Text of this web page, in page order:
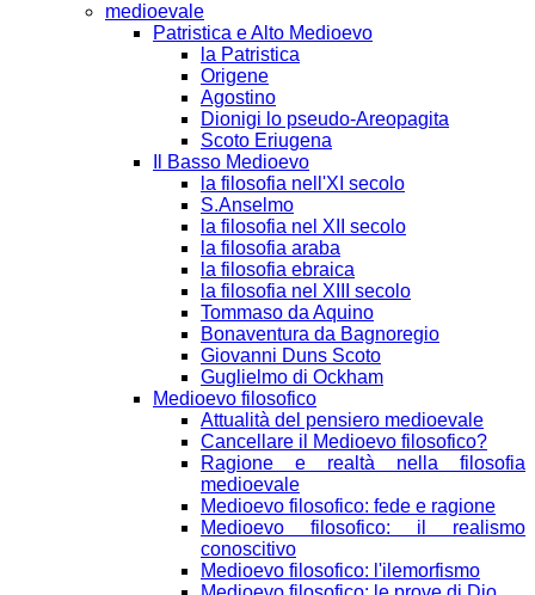
medioevale
Patristica e Alto Medioevo
la Patristica
Origene
Agostino
Dionigi lo pseudo-Areopagita
Scoto Eriugena
Il Basso Medioevo
la filosofia nell'XI secolo
S.Anselmo
la filosofia nel XII secolo
la filosofia araba
la filosofia ebraica
la filosofia nel XIII secolo
Tommaso da Aquino
Bonaventura da Bagnoregio
Giovanni Duns Scoto
Guglielmo di Ockham
Medioevo filosofico
Attualità del pensiero medioevale
Cancellare il Medioevo filosofico?
Ragione e realtà nella filosofia
medioevale
Medioevo filosofico: fede e ragione
Medioevo filosofico: il realismo
conoscitivo
Medioevo filosofico: l'ilemorfismo